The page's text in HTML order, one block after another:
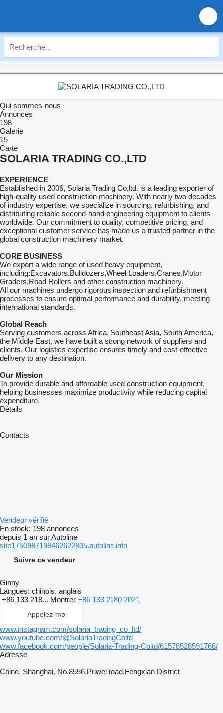
Qui sommes-nous
Annonces
198
Galerie
15
Carte
SOLARIA TRADING CO.,LTD
EXPERIENCE
Established in 2006, Solaria Trading Co,ltd. is a leading exporter of
high-quality used construction machinery. With nearly two decades
of industry expertise, we specialize in sourcing, refurbishing, and
distributing reliable second-hand engineering equipment to clients
worldwide. Our commitment to quality, competitive pricing, and
exceptional customer service has made us a trusted partner in the
global construction machinery market.
CORE BUSINESS
We export a wide range of used heavy equipment,
including:Excavators,Bulldozers,Wheel Loaders,Cranes,Motor
Graders,Road Rollers and other construction machinery.
All our machines undergo rigorous inspection and refurbishment
processes to ensure optimal performance and durability, meeting
international standards.
Global Reach
Serving customers across Africa, Southeast Asia, South America,
the Middle East, we have built a strong network of suppliers and
clients. Our logistics expertise ensures timely and cost-effective
delivery to any destination.
Our Mission
To provide durable and affordable used construction equipment,
helping businesses maximize productivity while reducing capital
expenditure.
Détails
Contacts
Vendeur vérifié
En stock: 198 annonces
depuis 1 an sur Autoline
site1750987198462622835.autoline.info
Suivre ce vendeur
Ginny
Langues: chinois, anglais
+86 133 218... Montrer +86 133 2180 2021
Appelez-moi
www.instagram.com/solaria_trading_co_ltd/
www.youtube.com/@SolariaTradingColtd
www.facebook.com/people/Solaria-Trading-Coltd/61578528591768/
Adresse
Chine, Shanghai, No.8556,Puwei road,Fengxian District